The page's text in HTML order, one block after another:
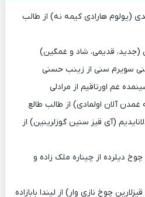
(یولوم هارادی کیمه نه) از طالب
قدیمی، شاد و غمگین)
سویرم سنی از زینب حسنی
غم اورتاقیم از مرادلی
آلان اولمادی) از طالب طالع
(آی قیز سنین گوزلرینین) از
دیلرده از چیناره ملک زاده و
چوخ نازی وار) از لیندا بابازاده